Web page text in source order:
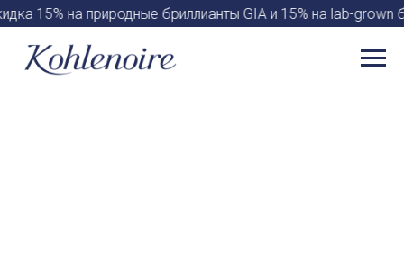
15% на природные бриллианты GIA и 15% на lab-